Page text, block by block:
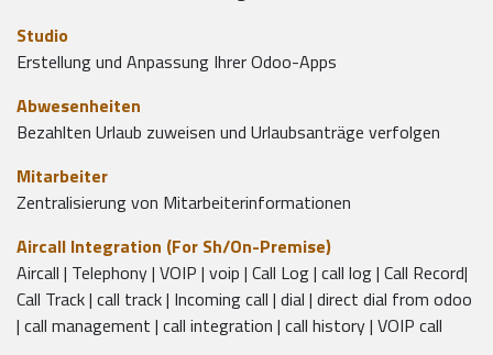
Studio
Erstellung und Anpassung Ihrer Odoo-Apps
Abwesenheiten
Bezahlten Urlaub zuweisen und Urlaubsanträge verfolgen
Mitarbeiter
Zentralisierung von Mitarbeiterinformationen
Aircall Integration (For Sh/On-Premise)
Aircall | Telephony | VOIP | voip | Call Log | call log | Call Record|
Call Track | call track | Incoming call | dial | direct dial from odoo
| call management | call integration | call history | VOIP call